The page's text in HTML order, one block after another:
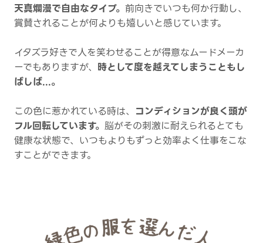
天真爛漫で自由なタイプ。 前向きでいつも何か行動し、
賞賛されることが何よりも嬉しいと感じています。
イタズラ好きで人を笑わせることが得意なムードメーカ
ーでもありますが、 時として度を越えてしまうこともし
ばしば...。
この色に惹かれている時は、 コンディションが良く頭が
フル回転しています。 脳がその刺激に耐えられるとても
健康な状態で、いつもよりもずっと効率よく仕事をこな
すことができます。